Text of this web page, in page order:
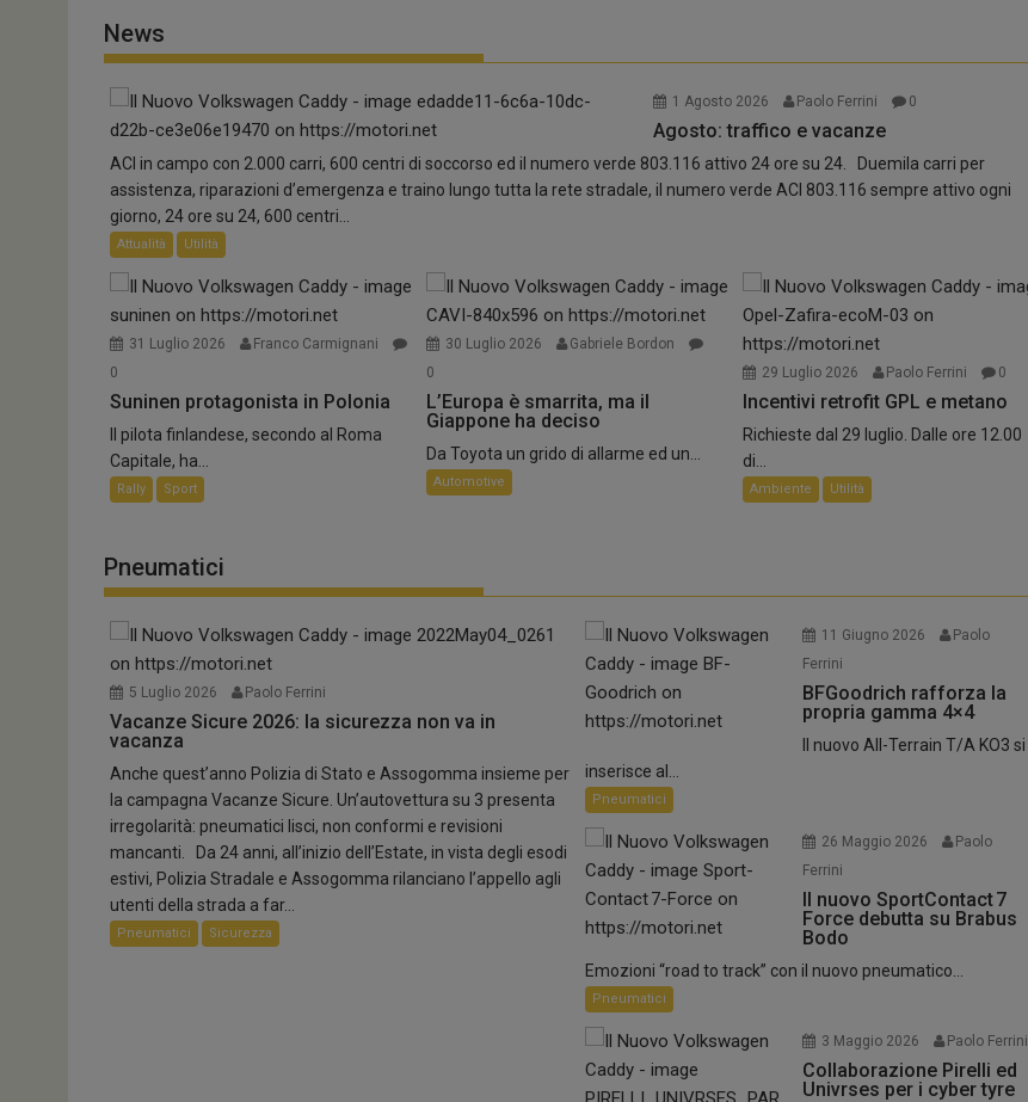
Mercedes-Benz Italia amplia l’offerta pneumatici
Rafforzato anche il ruolo nel canale Car Dealer. I...
Perché i volanti in Alcantara continuano a essere la scelta delle auto più
performanti
Quando il contatto con la vettura diventa parte dell’esperienza...
Curiosità
News
1 Agosto 2026 Paolo Ferrini 0
Agosto: traffico e vacanze
ACI in campo con 2.000 carri, 600 centri di soccorso ed il numero verde 803.116 attivo 24 ore su 24. Duemila carri per
assistenza, riparazioni d’emergenza e traino lungo tutta la rete stradale, il numero verde ACI 803.116 sempre attivo ogni
giorno, 24 ore su 24, 600 centri...
Attualità Utilità
31 Luglio 2026
Franco Carmignani
0
Suninen protagonista in Polonia
Il pilota finlandese, secondo al Roma
Capitale, ha...
Rally Sport
30 Luglio 2026
Gabriele Bordon
0
L’Europa è smarrita, ma il
Giappone ha deciso
Da Toyota un grido di allarme ed un...
Automotive
29 Luglio 2026 Paolo Ferrini 0
Incentivi retrofit GPL e metano
Richieste dal 29 luglio. Dalle ore 12.00
di...
Ambiente Utilità
Pneumatici
5 Luglio 2026 Paolo Ferrini
Vacanze Sicure 2026: la sicurezza non va in
vacanza
Anche quest’anno Polizia di Stato e Assogomma insieme per
la campagna Vacanze Sicure. Un’autovettura su 3 presenta
irregolarità: pneumatici lisci, non conformi e revisioni
mancanti. Da 24 anni, all’inizio dell’Estate, in vista degli esodi
estivi, Polizia Stradale e Assogomma rilanciano l’appello agli
utenti della strada a far...
Pneumatici Sicurezza
11 Giugno 2026
Paolo
Ferrini
BFGoodrich rafforza la
propria gamma 4×4
Il nuovo All-Terrain T/A KO3 si
inserisce al...
Pneumatici
26 Maggio 2026
Paolo
Ferrini
Il nuovo SportContact 7
Force debutta su Brabus
Bodo
Emozioni “road to track” con il nuovo pneumatico...
Pneumatici
3 Maggio 2026 Paolo Ferrini
Collaborazione Pirelli ed
Univrses per i cyber tyre